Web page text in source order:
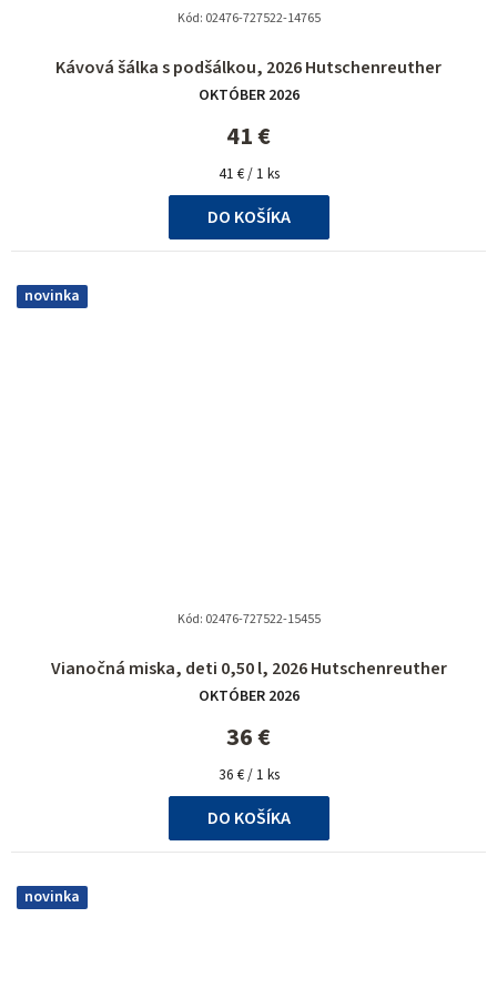
Kávová šálka s podšálkou, 2026 Hutschenreuther
OKTÓBER 2026
41 €
Jednotková
cena:
41 € / 1 ks
DO KOŠÍKA
Kód: 02476-727522-14765
novinka
Vianočná miska, deti 0,50 l, 2026 Hutschenreuther
OKTÓBER 2026
36 €
Jednotková
cena:
36 € / 1 ks
DO KOŠÍKA
Kód: 02476-727522-15455
novinka